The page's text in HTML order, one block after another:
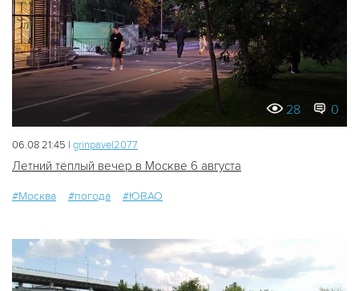
28 0
06.08 21:45 | grinpavel2077
Летний тёплый вечер в Москве 6 августа
#Москва #погода #ЮВАО